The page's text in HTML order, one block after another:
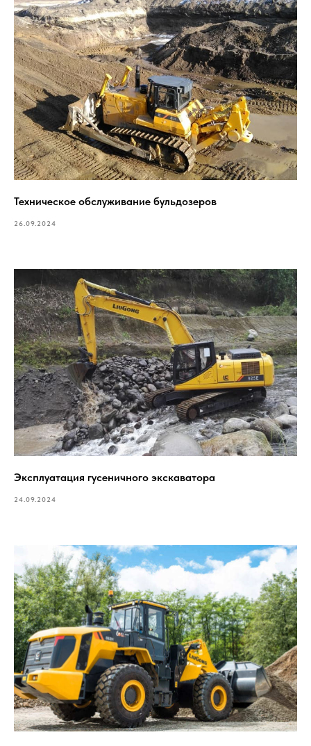
Техническое обслуживание бульдозеров
26.09.2024
Эксплуатация гусеничного экскаватора
24.09.2024